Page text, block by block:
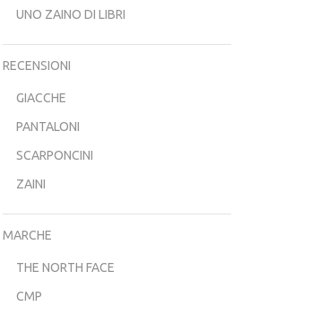
UNO ZAINO DI LIBRI
RECENSIONI
GIACCHE
PANTALONI
SCARPONCINI
ZAINI
MARCHE
THE NORTH FACE
CMP